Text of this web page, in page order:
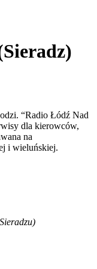
“Radio Łódź Nad
dla kierowców,
na
i wieluńskiej.